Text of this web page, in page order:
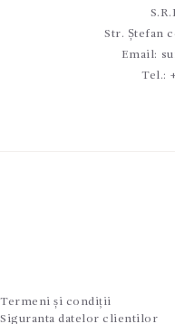
Str. Ștefan
Email:
Tel.:
Termeni și condiții
Siguranta datelor clientilor